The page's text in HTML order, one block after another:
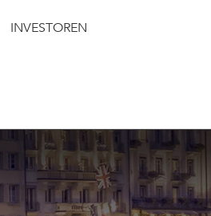
INVESTOREN